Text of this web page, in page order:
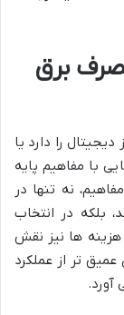
برق
را دارد یا
با مفاهیم پایه
نه تنها در
بلکه در انتخاب
هزینه ها نیز نقش
تر از عملکرد
آورد.